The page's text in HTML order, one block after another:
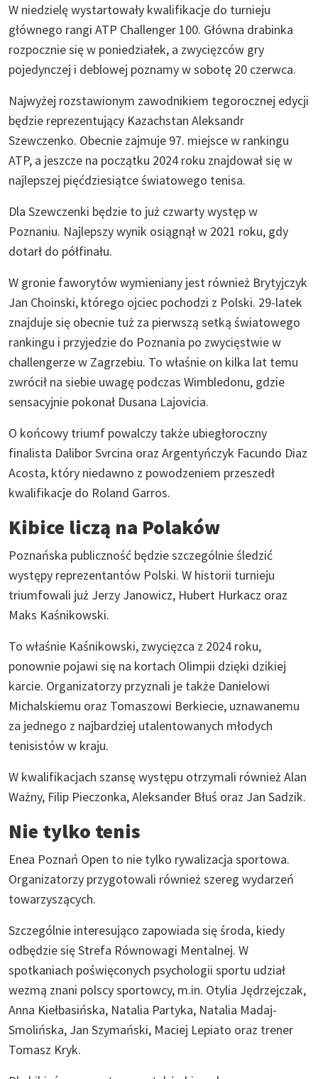
W niedzielę wystartowały kwalifikacje do turnieju
głównego rangi ATP Challenger 100. Główna drabinka
rozpocznie się w poniedziałek, a zwycięzców gry
pojedynczej i deblowej poznamy w sobotę 20 czerwca.
Najwyżej rozstawionym zawodnikiem tegorocznej edycji
będzie reprezentujący Kazachstan Aleksandr
Szewczenko. Obecnie zajmuje 97. miejsce w rankingu
ATP, a jeszcze na początku 2024 roku znajdował się w
najlepszej pięćdziesiątce światowego tenisa.
Dla Szewczenki będzie to już czwarty występ w
Poznaniu. Najlepszy wynik osiągnął w 2021 roku, gdy
dotarł do półfinału.
W gronie faworytów wymieniany jest również Brytyjczyk
Jan Choinski, którego ojciec pochodzi z Polski. 29-latek
znajduje się obecnie tuż za pierwszą setką światowego
rankingu i przyjedzie do Poznania po zwycięstwie w
challengerze w Zagrzebiu. To właśnie on kilka lat temu
zwrócił na siebie uwagę podczas Wimbledonu, gdzie
sensacyjnie pokonał Dusana Lajovicia.
O końcowy triumf powalczy także ubiegłoroczny
finalista Dalibor Svrcina oraz Argentyńczyk Facundo Diaz
Acosta, który niedawno z powodzeniem przeszedł
kwalifikacje do Roland Garros.
Kibice liczą na Polaków
Poznańska publiczność będzie szczególnie śledzić
występy reprezentantów Polski. W historii turnieju
triumfowali już Jerzy Janowicz, Hubert Hurkacz oraz
Maks Kaśnikowski.
To właśnie Kaśnikowski, zwycięzca z 2024 roku,
ponownie pojawi się na kortach Olimpii dzięki dzikiej
karcie. Organizatorzy przyznali je także Danielowi
Michalskiemu oraz Tomaszowi Berkiecie, uznawanemu
za jednego z najbardziej utalentowanych młodych
tenisistów w kraju.
W kwalifikacjach szansę występu otrzymali również Alan
Ważny, Filip Pieczonka, Aleksander Błuś oraz Jan Sadzik.
Nie tylko tenis
Enea Poznań Open to nie tylko rywalizacja sportowa.
Organizatorzy przygotowali również szereg wydarzeń
towarzyszących.
Szczególnie interesująco zapowiada się środa, kiedy
odbędzie się Strefa Równowagi Mentalnej. W
spotkaniach poświęconych psychologii sportu udział
wezmą znani polscy sportowcy, m.in. Otylia Jędrzejczak,
Anna Kiełbasińska, Natalia Partyka, Natalia Madaj-
Smolińska, Jan Szymański, Maciej Lepiato oraz trener
Tomasz Kryk.